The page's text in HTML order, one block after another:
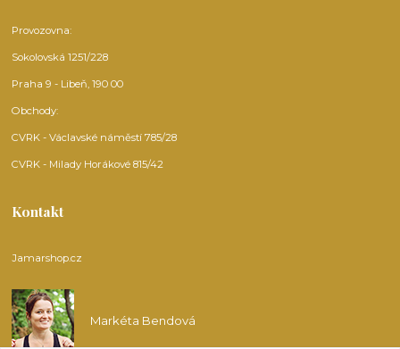
Provozovna:
Sokolovská 1251/228
Praha 9 - Libeň, 190 00
Obchody:
CVRK - Václavské náměstí 785/28
CVRK - Milady Horákové 815/42
Kontakt
Jamarshop.cz
Markéta Bendová